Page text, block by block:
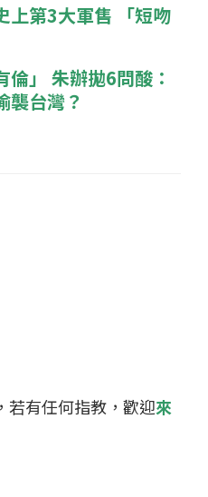
上第3大軍售 「短吻
」 朱辦拋6問酸：
襲台灣？
若有任何指教，歡迎來